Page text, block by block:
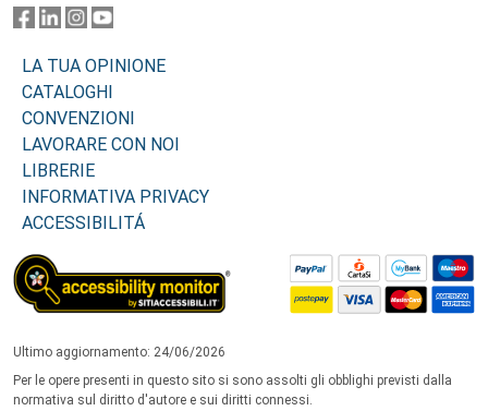
LA TUA OPINIONE
CATALOGHI
CONVENZIONI
LAVORARE CON NOI
LIBRERIE
INFORMATIVA PRIVACY
ACCESSIBILITÁ
Ultimo aggiornamento: 24/06/2026
Per le opere presenti in questo sito si sono assolti gli obblighi previsti dalla
normativa sul diritto d'autore e sui diritti connessi.